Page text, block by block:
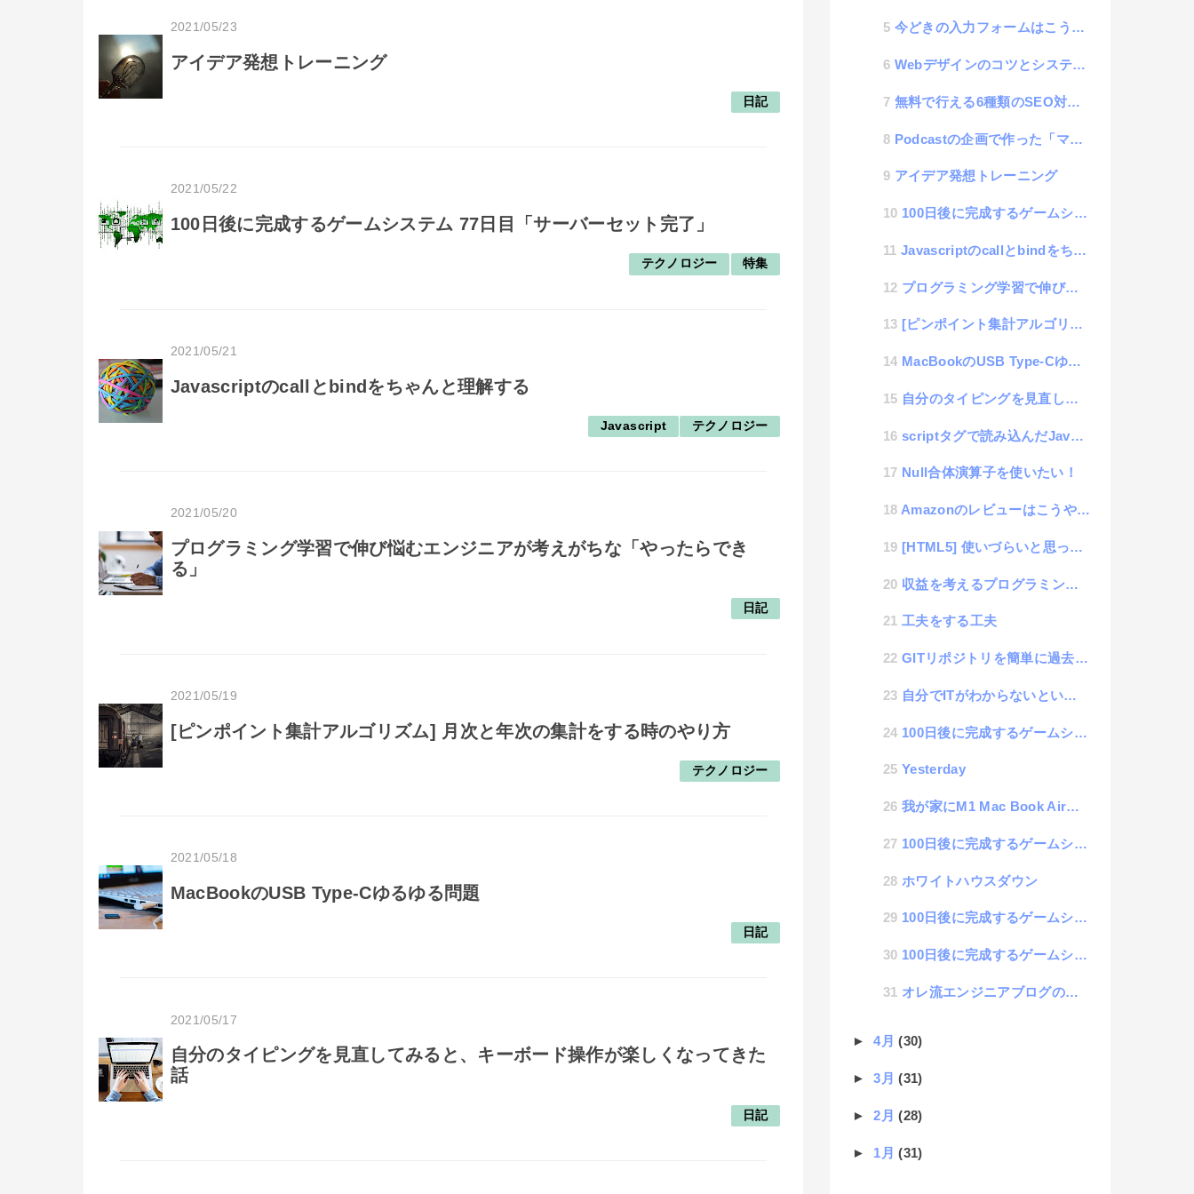
2021/05/23
アイデア発想トレーニング
日記
2021/05/22
100日後に完成するゲームシステム 77日目「サーバーセット完了」
テクノロジー 特集
2021/05/21
Javascriptのcallとbindをちゃんと理解する
Javascript テクノロジー
2021/05/20
プログラミング学習で伸び悩むエンジニアが考えがちな「やったらでき
る」
日記
2021/05/19
[ピンポイント集計アルゴリズム] 月次と年次の集計をする時のやり方
テクノロジー
2021/05/18
MacBookのUSB Type-Cゆるゆる問題
日記
2021/05/17
自分のタイピングを見直してみると、キーボード操作が楽しくなってきた
話
日記
今どきの入力フォームはこう書け！「radioボタン編」
Webデザインのコツとシステムデザインの考え方
無料で行える6種類のSEO対策についての話
Podcastの企画で作った「マルバツゲーム」のソース公開
アイデア発想トレーニング
100日後に完成するゲームシステム 77日目「サーバーセット完了」
Javascriptのcallとbindをちゃんと理解する
プログラミング学習で伸び悩むエンジニアが考えがちな「やったらできる」
[ピンポイント集計アルゴリズム] 月次と年次の集計をする時のやり方
MacBookのUSB Type-Cゆるゆる問題
自分のタイピングを見直してみると、キーボード操作が楽しくなってきた話
scriptタグで読み込んだJavascriptのファイル(URL)名を取得する方法
Null合体演算子を使いたい！
Amazonのレビューはこうやってコントロールされているのかと気付かされた話
[HTML5] 使いづらいと思っていたINPUTタグのnumberタイプの知らなかった裏技の話（小数...
収益を考えるプログラミングと考えないプログラミングでクオリティが変わるという話
工夫をする工夫
GITリポジトリを簡単に過去バージョンに戻す方法
自分でITがわからないという人のシステムは作るのが難しいという話
100日後に完成するゲームシステム 76日目「音声に関するオプション設定」
Yesterday
我が家にM1 Mac Book Airがやってきた話
100日後に完成するゲームシステム 75日目「サウンド機能の深刻な問題（解決編）」
ホワイトハウスダウン
100日後に完成するゲームシステム 74日目「サウンド機能に深刻な問題発見！！」
100日後に完成するゲームシステム 73日目「ゲーム音源をMSXサウンド風なMIDI仕様を搭載」
オレ流エンジニアブログの書き方
►4月(30)
►3月(31)
►2月(28)
► 1月(31)